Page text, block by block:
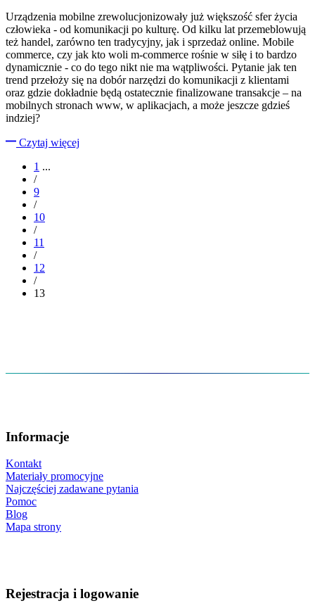
Urządzenia mobilne zrewolucjonizowały już większość sfer życia
człowieka - od komunikacji po kulturę. Od kilku lat przemeblowują
też handel, zarówno ten tradycyjny, jak i sprzedaż online. Mobile
commerce, czy jak kto woli m-commerce rośnie w siłę i to bardzo
dynamicznie - co do tego nikt nie ma wątpliwości. Pytanie jak ten
trend przełoży się na dobór narzędzi do komunikacji z klientami
oraz gdzie dokładnie będą ostatecznie finalizowane transakcje – na
mobilnych stronach www, w aplikacjach, a może jeszcze gdzieś
indziej?
Czytaj więcej
1 ...
/
9
/
10
/
11
/
12
/
13
Informacje
Kontakt
Materiały promocyjne
Najczęściej zadawane pytania
Pomoc
Blog
Mapa strony
Rejestracja i logowanie